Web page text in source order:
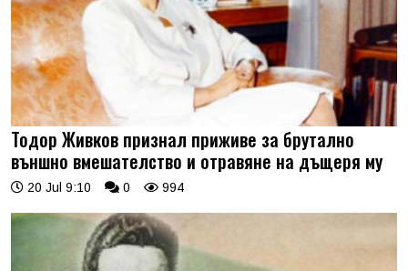
Тодор Живков признал приживе за брутално
външно вмешателство и отравяне на дъщеря му
20 Jul 9:10 0 994